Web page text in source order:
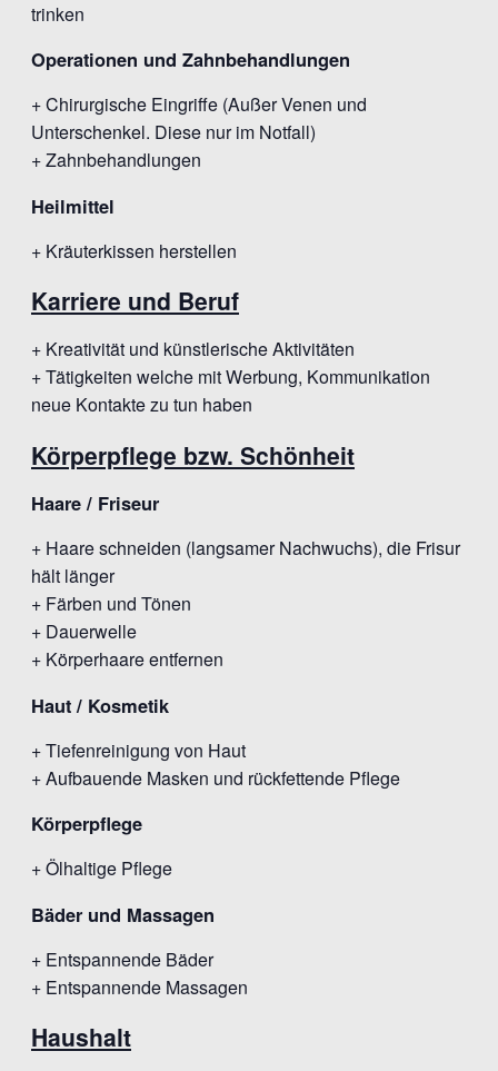
trinken
Operationen und Zahnbehandlungen
+ Chirurgische Eingriffe (Außer Venen und
Unterschenkel. Diese nur im Notfall)
+ Zahnbehandlungen
Heilmittel
+ Kräuterkissen herstellen
Karriere und Beruf
+ Kreativität und künstlerische Aktivitäten
+ Tätigkeiten welche mit Werbung, Kommunikation
neue Kontakte zu tun haben
Körperpflege bzw. Schönheit
Haare / Friseur
+ Haare schneiden (langsamer Nachwuchs), die Frisur
hält länger
+ Färben und Tönen
+ Dauerwelle
+ Körperhaare entfernen
Haut / Kosmetik
+ Tiefenreinigung von Haut
+ Aufbauende Masken und rückfettende Pflege
Körperpflege
+ Ölhaltige Pflege
Bäder und Massagen
+ Entspannende Bäder
+ Entspannende Massagen
Haushalt